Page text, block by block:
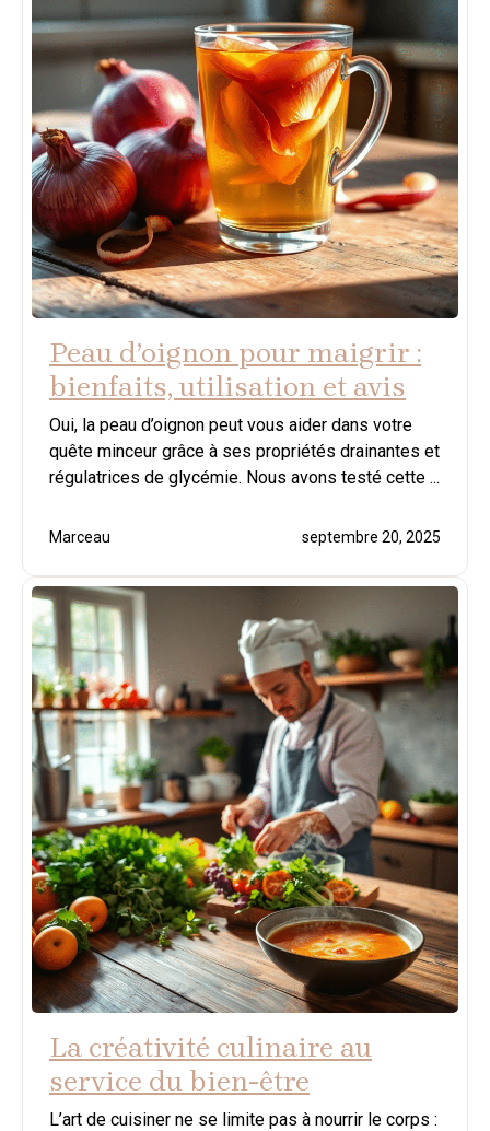
Peau d’oignon pour maigrir :
bienfaits, utilisation et avis
Oui, la peau d’oignon peut vous aider dans votre
quête minceur grâce à ses propriétés drainantes et
régulatrices de glycémie. Nous avons testé cette ...
Marceau septembre 20, 2025
La créativité culinaire au
service du bien-être
L’art de cuisiner ne se limite pas à nourrir le corps :